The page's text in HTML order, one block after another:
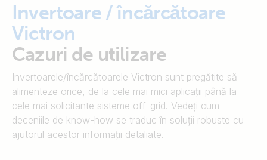
Invertoare / încărcătoare
Victron
Cazuri de utilizare
Invertoarele/încărcătoarele Victron sunt pregătite să
alimenteze orice, de la cele mai mici aplicații până la
cele mai solicitante sisteme off-grid. Vedeți cum
deceniile de know-how se traduc în soluții robuste cu
ajutorul acestor informații detaliate.